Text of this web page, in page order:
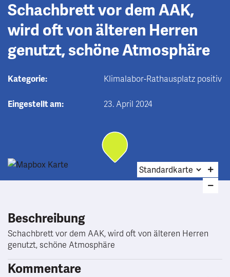
Schachbrett vor dem AAK,
wird oft von älteren Herren
genutzt, schöne Atmosphäre
Kategorie: Klimalabor-Rathausplatz positiv
Eingestellt am: 23. April 2024
Beschreibung
Schachbrett vor dem AAK, wird oft von älteren Herren
genutzt, schöne Atmosphäre
Kommentare